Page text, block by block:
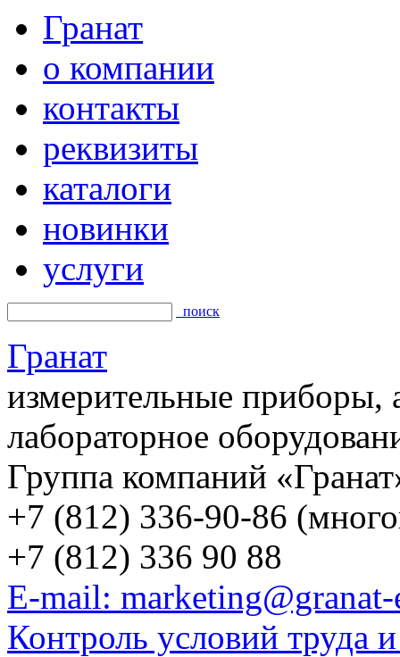
Гранат
о компании
контакты
реквизиты
каталоги
новинки
услуги
поиск
Гранат
измерительные приборы,
лабораторное
Группа компаний
+7 (812) 336-90-86
+7 (812) 336 90 88
E-mail:
Контроль условий труда